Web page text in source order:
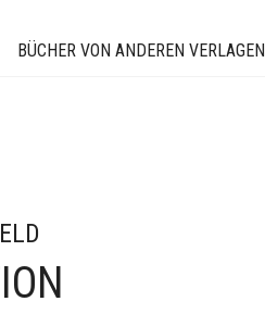
BÜCHER VON ANDEREN VERLAGEN